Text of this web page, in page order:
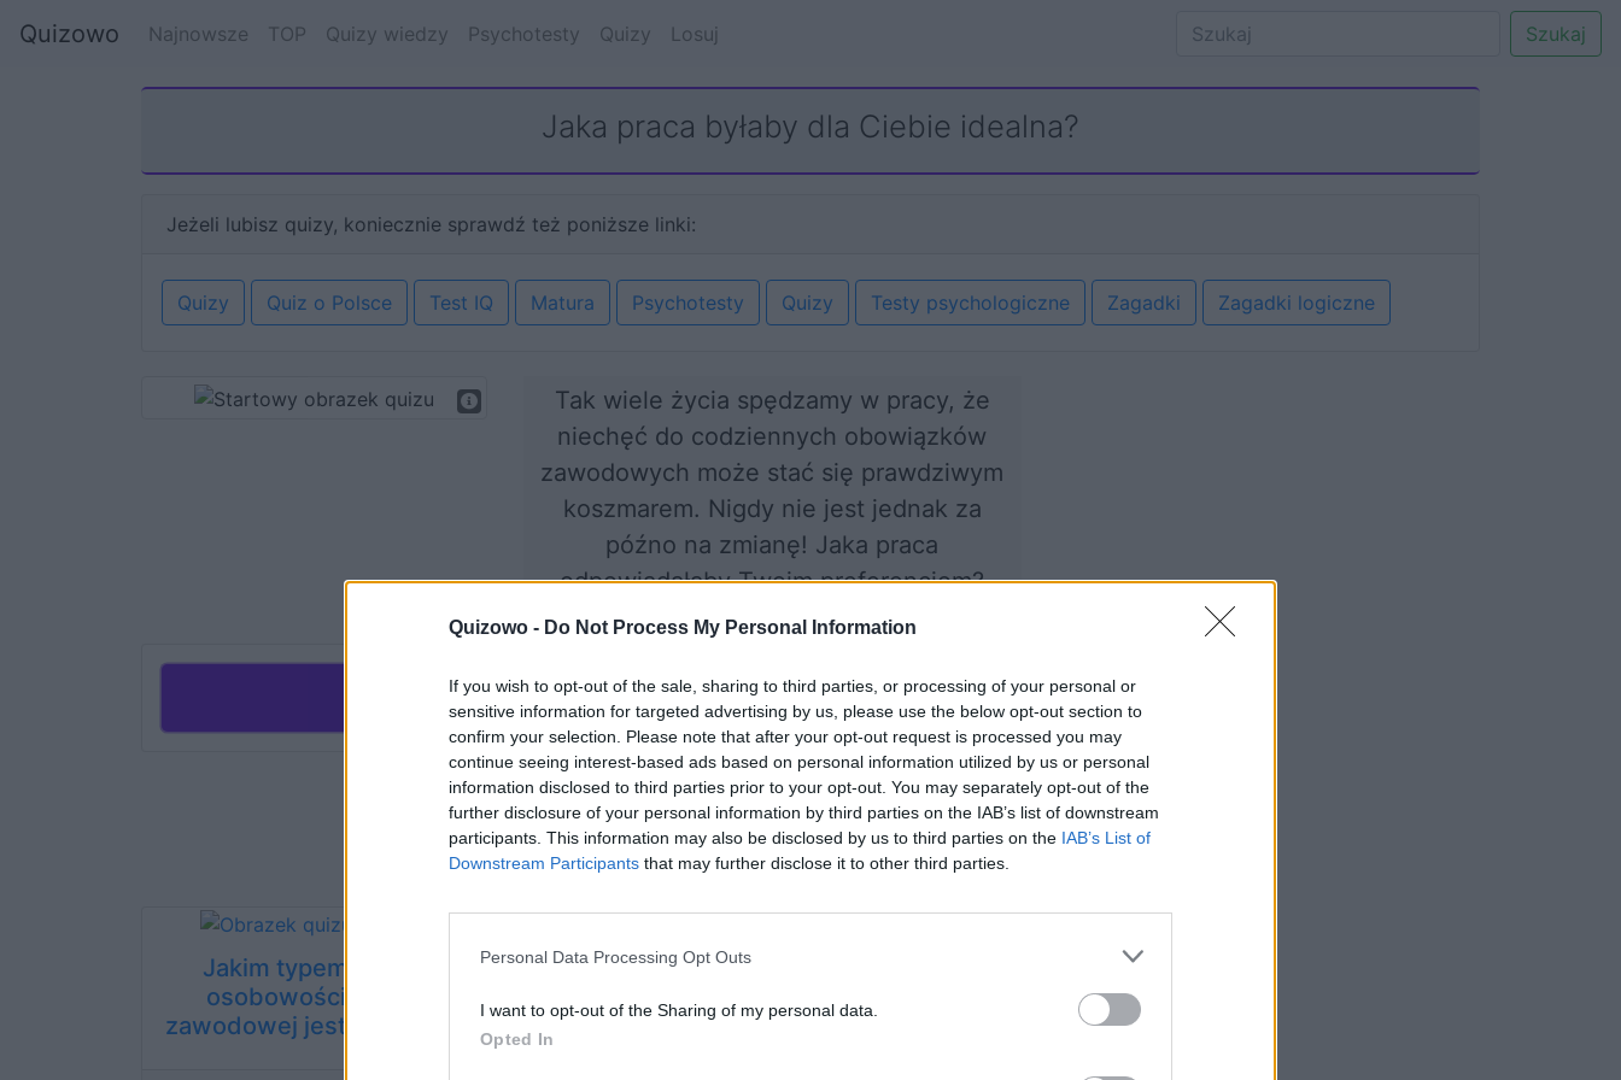
Quizowo - Do Not Process My Personal Information
If you wish to opt-out of the sale, sharing to third parties, or processing of your personal or
sensitive information for targeted advertising by us, please use the below opt-out section to
confirm your selection. Please note that after your opt-out request is processed you may
continue seeing interest-based ads based on personal information utilized by us or personal
information disclosed to third parties prior to your opt-out. You may separately opt-out of the
further disclosure of your personal information by third parties on the IAB’s list of downstream
participants. This information may also be disclosed by us to third parties on the IAB’s List of
Downstream Participants that may further disclose it to other third parties.
Personal Data Processing Opt Outs
I want to opt-out of the Sharing of my personal data.
Opted In
Quizowo Najnowsze TOP Quizy wiedzy Psychotesty Quizy Losuj Szukaj
Jaka praca byłaby dla Ciebie idealna?
Jeżeli lubisz quizy, koniecznie sprawdź też poniższe linki:
Quizy Quiz o Polsce Test IQ Matura Psychotesty Quizy Testy psychologiczne Zagadki Zagadki logiczne
Tak wiele życia spędzamy w pracy, że
niechęć do codziennych obowiązków
zawodowych może stać się prawdziwym
koszmarem. Nigdy nie jest jednak za
późno na zmianę! Jaka praca
odpowiadałaby Twoim preferencjom?
Rozpocznij quiz
Jakim typem
osobowości
zawodowej jesteś?
Jaki typ osobowości
zawodowej w Tobie
przeważa?
Ciebie pasuje? (dla
mężczyzn)